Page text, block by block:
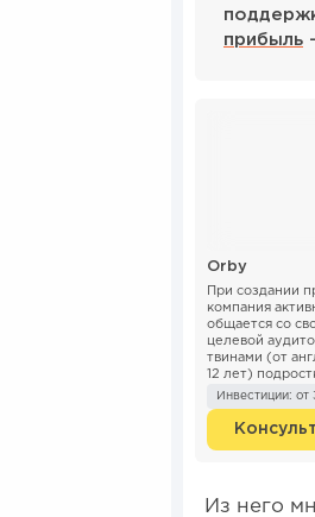
прибыль
Orby
При создании
компания
общается со
целевой
твинами (от
12 лет)
до 14 лет. Orby
акцент на
трендах,
Инвестиции: от
Из него